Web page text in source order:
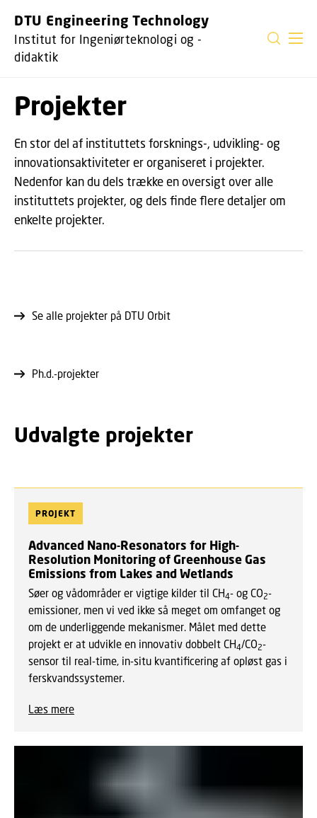
DTU Engineering Technology
Institut for Ingeniørteknologi og -
didaktik
Projekter
En stor del af instituttets forsknings-, udvikling- og
innovationsaktiviteter er organiseret i projekter.
Nedenfor kan du dels trække en oversigt over alle
instituttets projekter, og dels finde flere detaljer om
enkelte projekter.
Se alle projekter på DTU Orbit
Ph.d.-projekter
Udvalgte projekter
PROJEKT
Advanced Nano-Resonators for High-
Resolution Monitoring of Greenhouse Gas
Emissions from Lakes and Wetlands
Søer og vådområder er vigtige kilder til CH4- og CO2-
emissioner, men vi ved ikke så meget om omfanget og
om de underliggende mekanismer. Målet med dette
projekt er at udvikle en innovativ dobbelt CH4/CO2-
sensor til real-time, in-situ kvantificering af opløst gas i
ferskvandssystemer.
Læs mere